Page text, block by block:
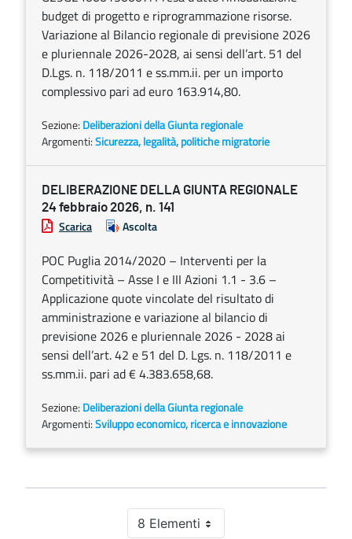
budget di progetto e riprogrammazione risorse.
Variazione al Bilancio regionale di previsione 2026
e pluriennale 2026-2028, ai sensi dell’art. 51 del
D.Lgs. n. 118/2011 e ss.mm.ii. per un importo
complessivo pari ad euro 163.914,80.
Sezione: Deliberazioni della Giunta regionale
Argomenti:Sicurezza, legalità, politiche migratorie
DELIBERAZIONE DELLA GIUNTA REGIONALE
24 febbraio 2026, n. 141
Scarica Ascolta
POC Puglia 2014/2020 – Interventi per la
Competitività – Asse I e III Azioni 1.1 - 3.6 –
Applicazione quote vincolate del risultato di
amministrazione e variazione al bilancio di
previsione 2026 e pluriennale 2026 - 2028 ai
sensi dell’art. 42 e 51 del D. Lgs. n. 118/2011 e
ss.mm.ii. pari ad € 4.383.658,68.
Sezione: Deliberazioni della Giunta regionale
Argomenti:Sviluppo economico, ricerca e innovazione
8 ElementiPer pagina